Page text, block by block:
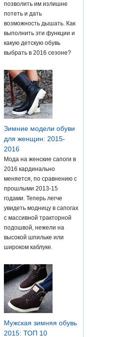
позволить им излишне
потеть и дать
возможность дышать. Как
выполнить эти функции и
какую детскую обувь
выбрать в 2016 сезоне?
Зимние модели обуви
для женщин: 2015-
2016
Мода на женские сапоги в
2016 кардинально
меняется, по сравнению с
прошлыми 2013-15
годами. Теперь легче
увидеть модницу в сапогах
с массивной тракторной
подошвой, нежели на
высокой шпильке или
широком каблуке.
Мужская зимняя обувь
2015: ТОП 10